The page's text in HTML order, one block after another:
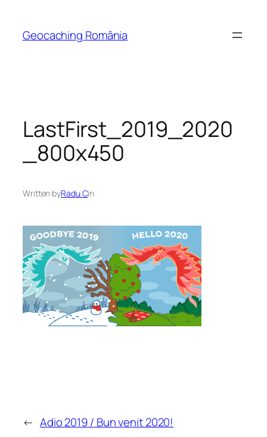
content
Geocaching România
LastFirst_2019_2020
_800x450
Written byRadu Cin
← Adio 2019 / Bun venit 2020!